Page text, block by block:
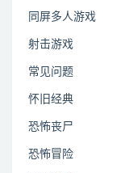
同屏多人游戏
射击游戏
常见问题
怀旧经典
恐怖丧尸
恐怖冒险